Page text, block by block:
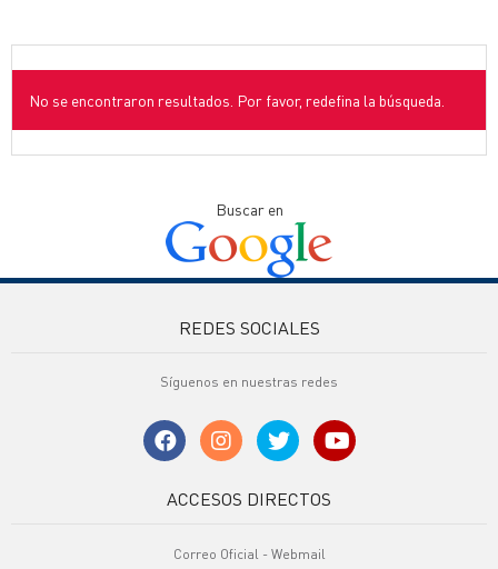
No se encontraron resultados. Por favor, redefina la búsqueda.
Buscar en
REDES SOCIALES
Síguenos en nuestras redes
ACCESOS DIRECTOS
Correo Oficial - Webmail